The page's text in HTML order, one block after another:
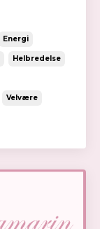
Energi
Helbredelse
Velvære